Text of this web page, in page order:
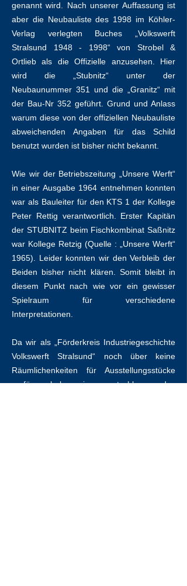
genannt wird. Nach unserer Auffassung ist
aber die Neubauliste des 1998 im Köhler-
Verlag verlegten Buches „Volkswerft
Stralsund 1948 - 1998“ von Strobel &
Ortlieb als die Offizielle anzusehen. Hier
wird die „Stubnitz“ unter der
Neubaunummer 351 und die „Granitz“ mit
der Bau-Nr 352 geführt. Grund und Anlass
warum diese von der offiziellen Neubauliste
abweichenden Angaben für das Schild
benutzt wurden ist bisher nicht bekannt.
Wie wir der Betriebszeitung „Unsere Werft“
in einer Ausgabe 1964 entnehmen konnten
war als Bauleiter für den KTS 1 der Kollege
Peter Rettig verantwortlich. Erster Kapitän
der STUBNITZ beim Fischkombinat Saßnitz
war Kollege Retzig (Quelle : „Unsere Werft“
1965). Leider konnten wir den Verbleib der
Beiden bisher nicht klären. Somit bleibt in
diesem Punkt nach wie vor ein gewisser
Spielraum für verschiedene
Interpretationen.
Da wir als „Förderkreis Industriegeschichte
Volkswerft Stralsund“ noch über keine
Räumlichenkeiten für Ausstellungsstücke
verfügen, haben wir uns entschlossen, das